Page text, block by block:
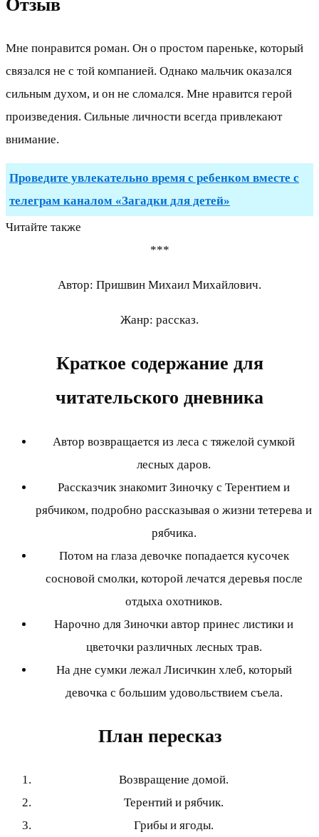
Отзыв
Мне понравится роман. Он о простом пареньке, который
связался не с той компанией. Однако мальчик оказался
сильным духом, и он не сломался. Мне нравится герой
произведения. Сильные личности всегда привлекают
внимание.
Проведите увлекательно время с ребенком вместе с
телеграм каналом «Загадки для детей»
Читайте также
***
Автор: Пришвин Михаил Михайлович.
Жанр: рассказ.
Краткое содержание для
читательского дневника
Автор возвращается из леса с тяжелой сумкой
лесных даров.
Рассказчик знакомит Зиночку с Терентием и
рябчиком, подробно рассказывая о жизни тетерева и
рябчика.
Потом на глаза девочке попадается кусочек
сосновой смолки, которой лечатся деревья после
отдыха охотников.
Нарочно для Зиночки автор принес листики и
цветочки различных лесных трав.
На дне сумки лежал Лисичкин хлеб, который
девочка с большим удовольствием съела.
План пересказ
Возвращение домой.
Терентий и рябчик.
Грибы и ягоды.